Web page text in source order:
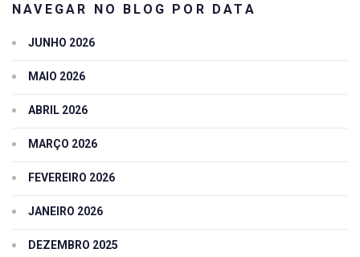
NAVEGAR NO BLOG POR DATA
JUNHO 2026
MAIO 2026
ABRIL 2026
MARÇO 2026
FEVEREIRO 2026
JANEIRO 2026
DEZEMBRO 2025